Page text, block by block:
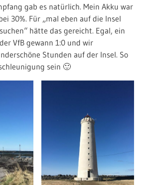
gab es natürlich. Mein Akku war
30%. Für „mal eben auf die Insel
hätte das gereicht. Egal, ein
VfB gewann 1:0 und wir
Stunden auf der Insel. So
sein 🙂